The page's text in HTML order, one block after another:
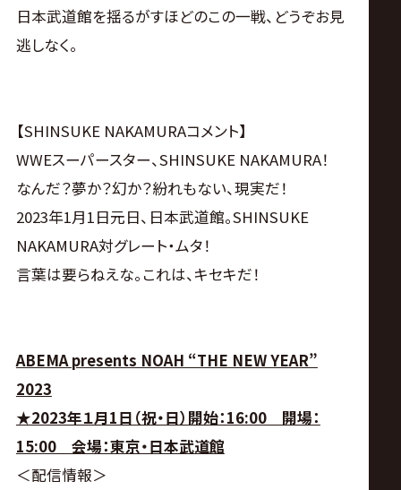
日本武道館を揺るがすほどのこの一戦、どうぞお見
逃しなく。
【SHINSUKE NAKAMURAコメント】
WWEスーパースター、SHINSUKE NAKAMURA！
なんだ？夢か？幻か？紛れもない、現実だ！
2023年1月1日元日、日本武道館。SHINSUKE
NAKAMURA対グレート・ムタ！
言葉は要らねえな。これは、キセキだ！
ABEMA presents NOAH “THE NEW YEAR”
2023
★2023年１月1日（祝・日）開始：16:00 開場：
15:00 会場：東京・日本武道館
＜配信情報＞